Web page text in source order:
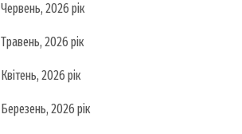
Червень, 2026 рік
Травень, 2026 рік
Квітень, 2026 рік
Березень, 2026 рік